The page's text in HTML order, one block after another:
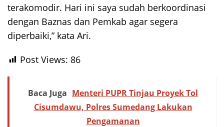
terakomodir. Hari ini saya sudah berkoordinasi
dengan Baznas dan Pemkab agar segera
diperbaiki,” kata Ari.
Post Views: 86
Baca Juga Menteri PUPR Tinjau Proyek Tol
Cisumdawu, Polres Sumedang Lakukan
Pengamanan